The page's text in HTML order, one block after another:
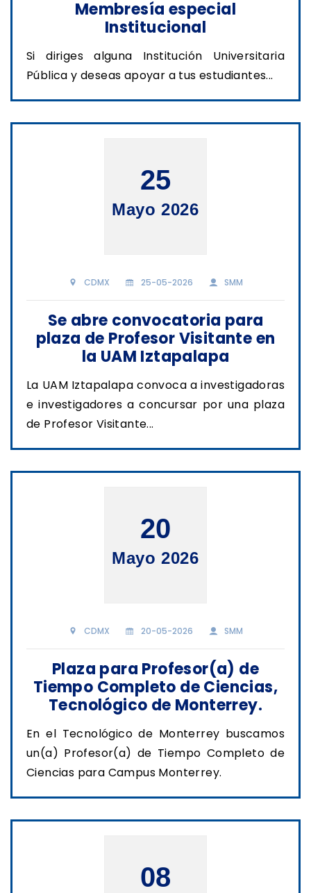
Membresía especial
Institucional
Si diriges alguna Institución Universitaria
Pública y deseas apoyar a tus estudiantes...
25
Mayo 2026
CDMX 25-05-2026 SMM
Se abre convocatoria para
plaza de Profesor Visitante en
la UAM Iztapalapa
La UAM Iztapalapa convoca a investigadoras
e investigadores a concursar por una plaza
de Profesor Visitante...
20
Mayo 2026
CDMX 20-05-2026 SMM
Plaza para Profesor(a) de
Tiempo Completo de Ciencias,
Tecnológico de Monterrey.
En el Tecnológico de Monterrey buscamos
un(a) Profesor(a) de Tiempo Completo de
Ciencias para Campus Monterrey.
08